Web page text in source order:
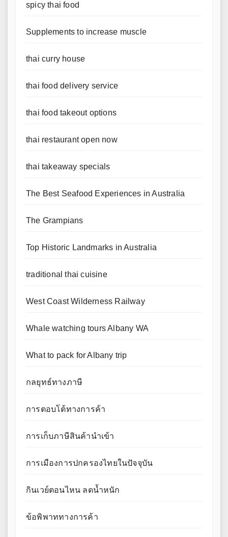
spicy thai food
Supplements to increase muscle
thai curry house
thai food delivery service
thai food takeout options
thai restaurant open now
thai takeaway specials
The Best Seafood Experiences in Australia
The Grampians
Top Historic Landmarks in Australia
traditional thai cuisine
West Coast Wilderness Railway
Whale watching tours Albany WA
What to pack for Albany trip
กลยุทธ์ทางภาษี
การตอบโต้ทางการค้า
การเก็บภาษีสินค้านำเข้า
การเมืองการปกครองไทยในปัจจุบัน
กินเวย์ตอนไหน ลดน้ำหนัก
ข้อพิพาททางการค้า